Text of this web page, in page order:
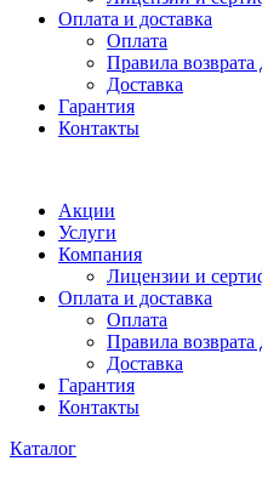
Оплата и доставка
Оплата
Правила
Доставка
Гарантия
Контакты
Акции
Услуги
Компания
Лицензии и
Оплата и доставка
Оплата
Правила
Доставка
Гарантия
Контакты
Каталог